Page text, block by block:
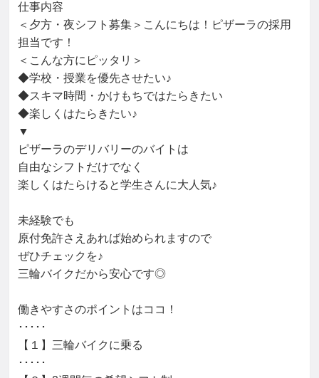
仕事内容
＜夕方・夜シフト募集＞こんにちは！ピザーラの採用
担当です！
＜こんな方にピッタリ＞
◆学校・授業を優先させたい♪
◆スキマ時間・かけもちではたらきたい
◆楽しくはたらきたい♪
▼
ピザーラのデリバリーのバイトは
自由なシフトだけでなく
楽しくはたらけると学生さんに大人気♪
未経験でも
原付免許さえあれば始められますので
ぜひチェックを♪
三輪バイクだから安心です◎
働きやすさのポイントはココ！
･････
【１】三輪バイクに乗る
･････